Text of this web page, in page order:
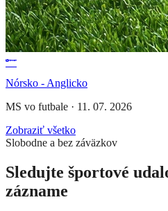
Nórsko - Anglicko
MS vo futbale · 11. 07. 2026
Zobraziť všetko
Slobodne a bez záväzkov
Sledujte športové
zázname